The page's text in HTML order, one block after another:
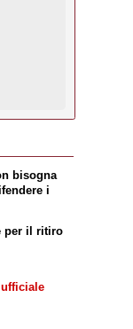
bisogna
i
per il ritiro